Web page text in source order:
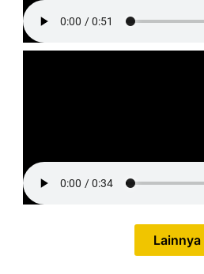
Lainnya